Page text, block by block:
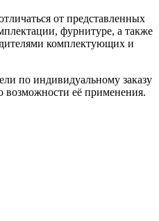
от представленных
фурнитуре, а также
комплектующих и
по индивидуальному заказу
возможности её применения.